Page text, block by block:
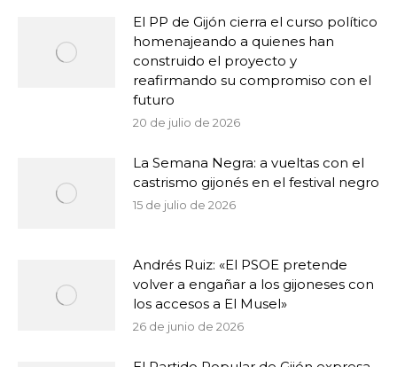
El PP de Gijón cierra el curso político
homenajeando a quienes han
construido el proyecto y
reafirmando su compromiso con el
futuro
20 de julio de 2026
La Semana Negra: a vueltas con el
castrismo gijonés en el festival negro
15 de julio de 2026
Andrés Ruiz: «El PSOE pretende
volver a engañar a los gijoneses con
los accesos a El Musel»
26 de junio de 2026